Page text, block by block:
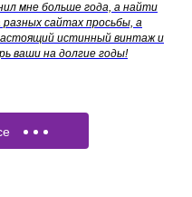
мне больше года, а найти
разных сайтах просьбы, а
истинный винтаж и
ваши на долгие годы!